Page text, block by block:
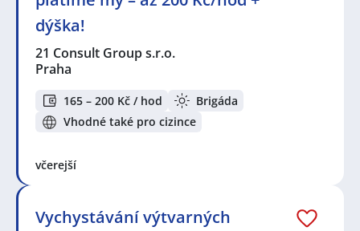
dýška!
21 Consult Group s.r.o.
Praha
165 – 200 Kč / hod
Brigáda
Vhodné také pro cizince
včerejší
Vychystávání výtvarných